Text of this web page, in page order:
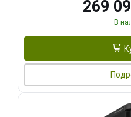
269
В